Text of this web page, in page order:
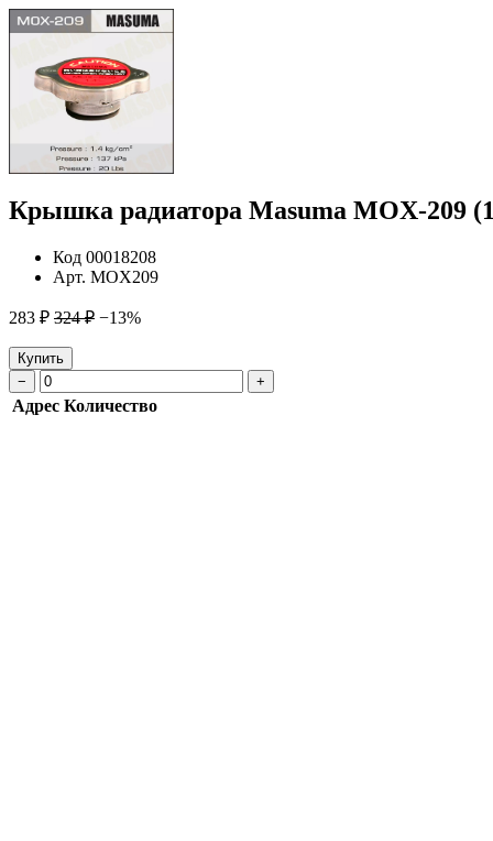
Крышка радиатора Masuma MOX-209
Код 00018208
Арт. MOX209
283 ₽ 324 ₽ −13%
Купить
−
+
Адрес Количество